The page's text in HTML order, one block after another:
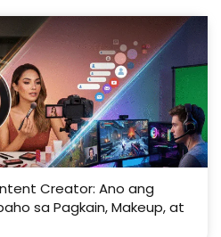
Creator: Ano ang
sa Pagkain, Makeup, at